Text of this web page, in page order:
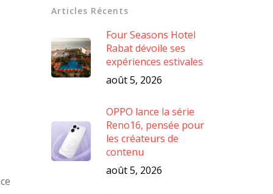
Articles Récents
Four Seasons Hotel
Rabat dévoile ses
expériences estivales
août 5, 2026
OPPO lance la série
Reno16, pensée pour
les créateurs de
contenu
août 5, 2026